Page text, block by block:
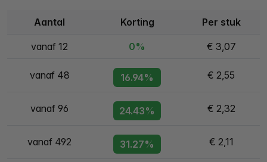
Aantal Korting Per stuk
vanaf 12 0% € 3,07
vanaf 48 16.94% € 2,55
vanaf 96 24.43% € 2,32
vanaf 492 31.27% € 2,11